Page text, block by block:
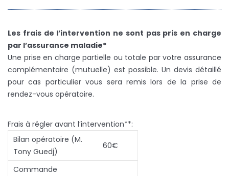
Les frais de l’intervention ne sont pas pris en charge
par l’assurance maladie*
Une prise en charge partielle ou totale par votre assurance
complémentaire (mutuelle) est possible. Un devis détaillé
pour cas particulier vous sera remis lors de la prise de
rendez-vous opératoire.
Frais à régler avant l’intervention**:
Bilan opératoire (M.
Tony Guedj)
60€
Commande